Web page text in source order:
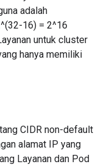
adalah
16) = 2^16
untuk cluster
hanya memiliki
CIDR non-default
alamat IP yang
Layanan dan Pod